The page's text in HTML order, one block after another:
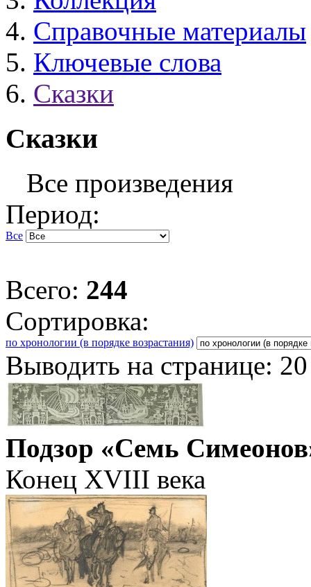
Справочные материалы
Ключевые слова
Сказки
Сказки
Все произведения
Период:
Все
Всего: 244
Сортировка:
по хронологии (в порядке возрастания)
Выводить на странице: 20
Подзор «Семь
Конец XVIII века